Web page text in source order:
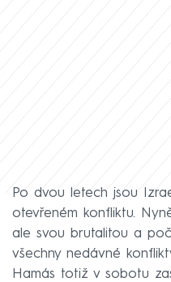
Po dvou letech jsou
otevřeném konfliktu.
ale svou brutalitou a
všechny nedávné
Hamás totiž v sobotu